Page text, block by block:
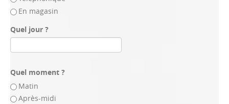
En magasin
Quel jour ?
Quel moment ?
Matin
Après-midi